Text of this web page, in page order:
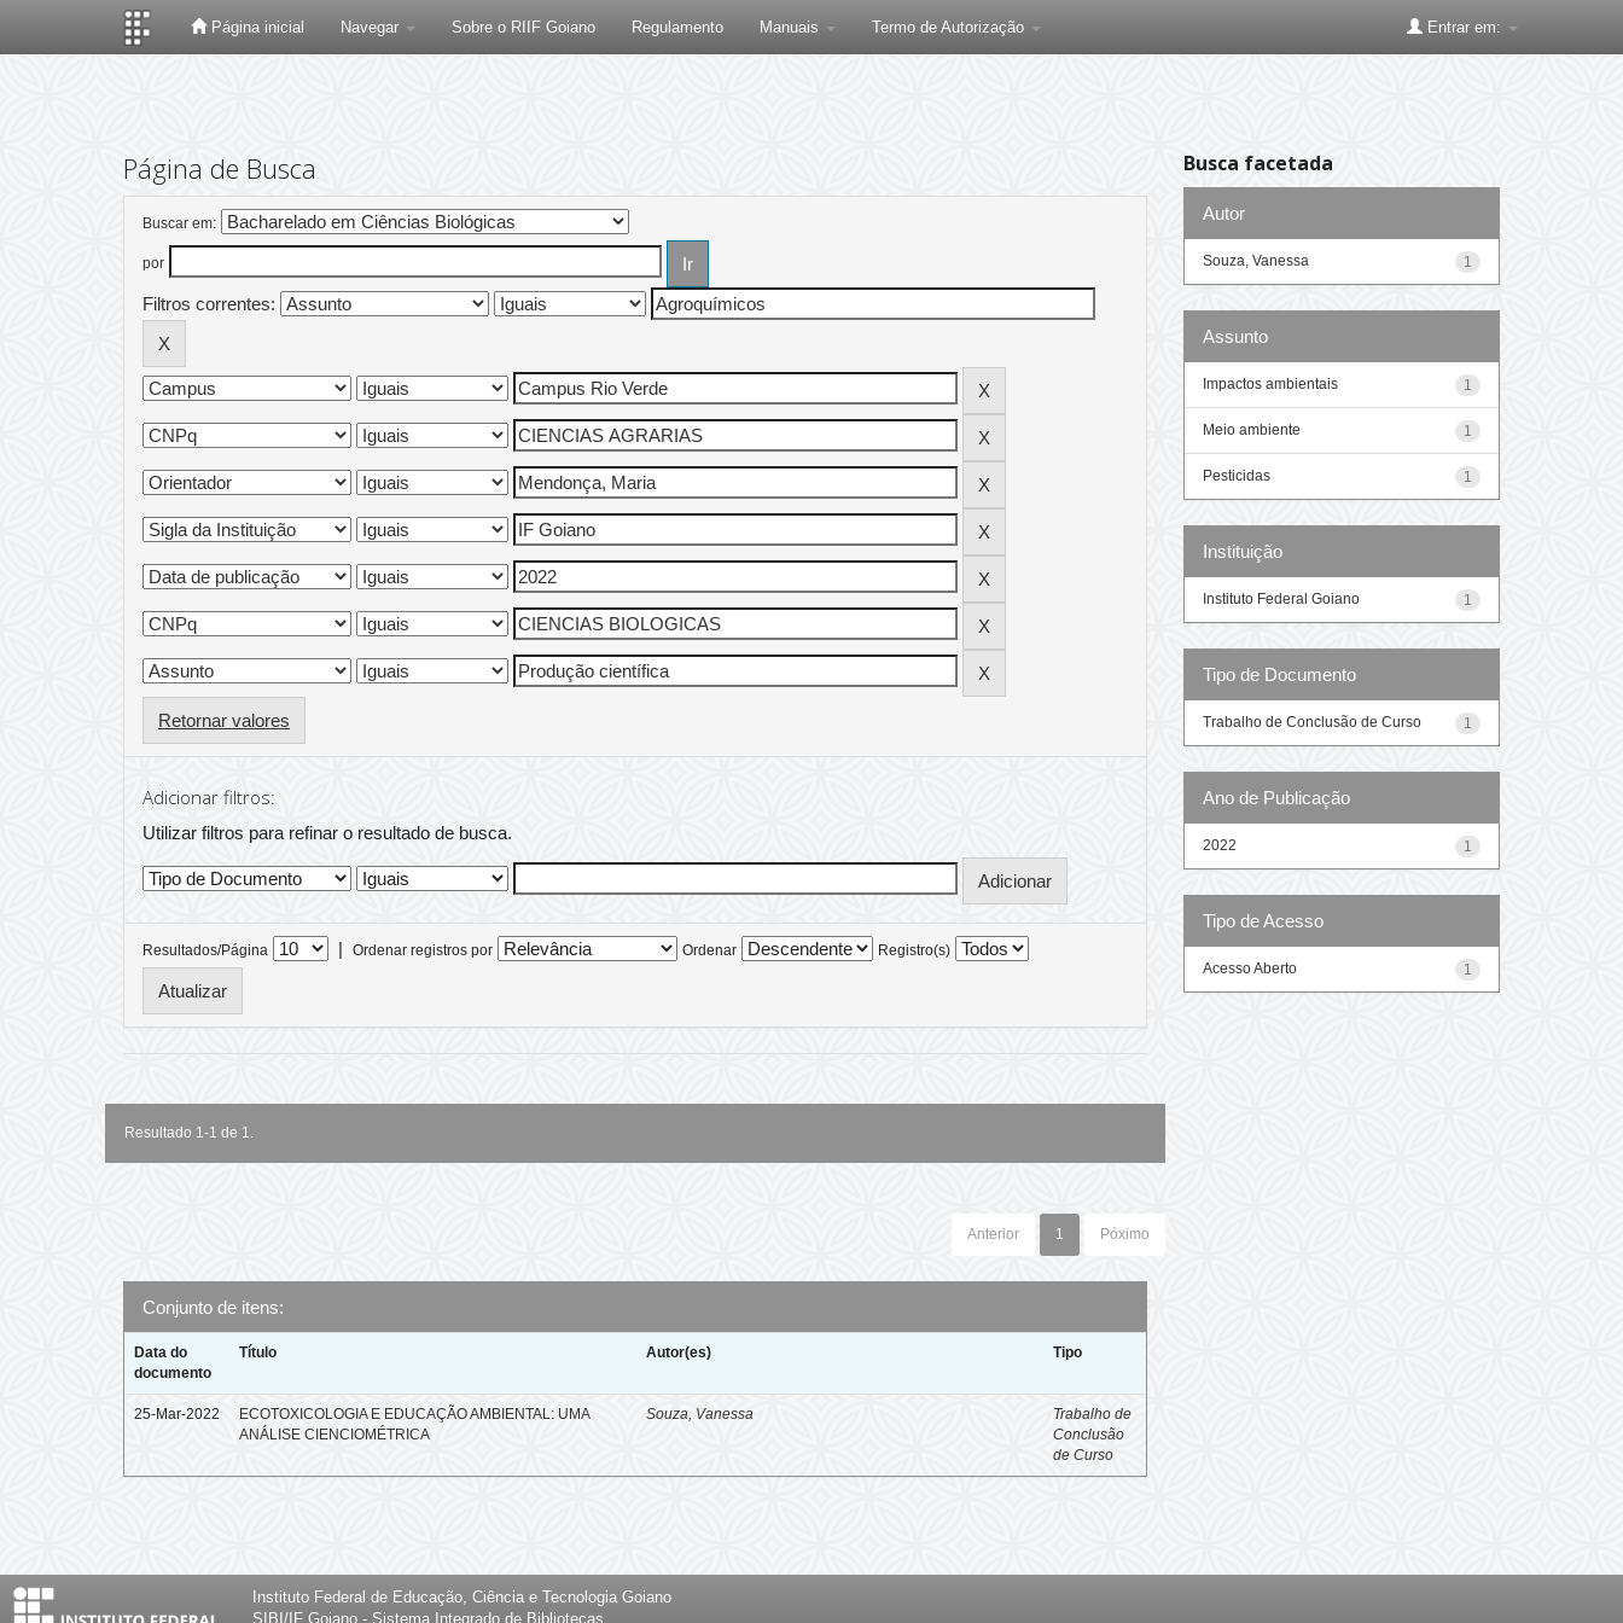
Página inicial Navegar Sobre o RIIF Goiano Regulamento Manuais Termo de Autorização Entrar em:
Página de Busca
Buscar em:
por
Filtros correntes:
Retornar valores
Adicionar filtros:
Utilizar filtros para refinar o resultado de busca.
Resultados/Página | Ordenar registros por Ordenar Registro(s)
Resultado 1-1 de 1.
Anterior 1 Póximo
Conjunto de itens:
Data do
documento
Título Autor(es) Tipo
25-Mar-2022
ECOTOXICOLOGIA E EDUCAÇÃO AMBIENTAL: UMA
ANÁLISE CIENCIOMÉTRICA
Souza, Vanessa
Trabalho de
Conclusão
de Curso
Busca facetada
Autor
1
Souza, Vanessa
Assunto
1
Impactos ambientais
1
Meio ambiente
1
Pesticidas
Instituição
1
Instituto Federal Goiano
Tipo de Documento
1
Trabalho de Conclusão de Curso
Ano de Publicação
1
2022
Tipo de Acesso
1
Acesso Aberto
Instituto Federal de Educação, Ciência e Tecnologia Goiano
SIBI/IF Goiano - Sistema Integrado de Bibliotecas